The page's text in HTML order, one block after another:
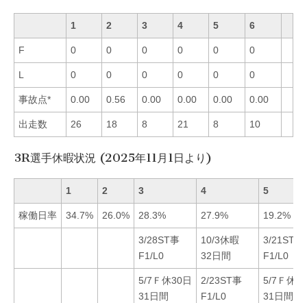
1 2 3 4 5 6
F 0 0 0 0 0 0
L 0 0 0 0 0 0
事故点* 0.00 0.56 0.00 0.00 0.00 0.00
出走数 26 18 8 21 8 10
3R選手休暇状況 (2025年11月1日より)
1 2 3 4 5
稼働日率 34.7% 26.0% 28.3% 27.9% 19.2%
3/28ST事
F1/L0
10/3休暇
32日間
3/21ST事
F1/L0
5/7Ｆ休30日
31日間
2/23ST事
F1/L0
5/7Ｆ休
31日間